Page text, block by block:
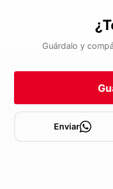
Guárdalo y
Enviar